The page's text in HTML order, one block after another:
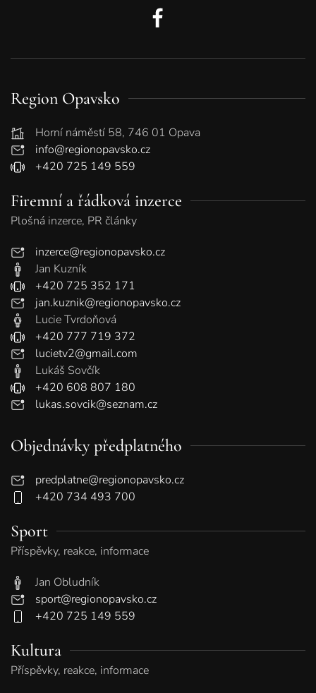
Region Opavsko
Horní náměstí 58, 746 01 Opava
info@regionopavsko.cz
+420 725 149 559
Firemní a řádková inzerce
Plošná inzerce, PR články
inzerce@regionopavsko.cz
Jan Kuzník
+420 725 352 171
jan.kuznik@regionopavsko.cz
Lucie Tvrdoňová
+420 777 719 372
lucietv2@gmail.com
Lukáš Sovčík
+420 608 807 180
lukas.sovcik@seznam.cz
Objednávky předplatného
predplatne@regionopavsko.cz
+420 734 493 700
Sport
Příspěvky, reakce, informace
Jan Obludník
sport@regionopavsko.cz
+420 725 149 559
Kultura
Příspěvky, reakce, informace